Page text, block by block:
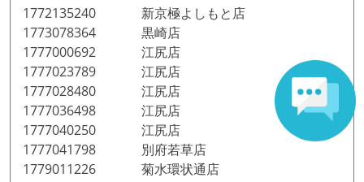
1772135240 新京極よしもと店
1773078364 黒崎店
1777000692 江尻店
1777023789 江尻店
1777028480 江尻店
1777036498 江尻店
1777040250 江尻店
1777041798 別府若草店
1779011226 菊水環状通店